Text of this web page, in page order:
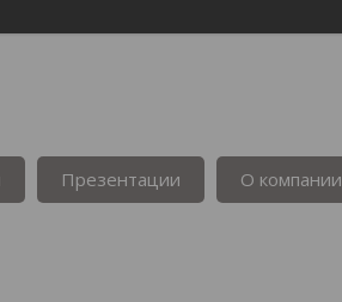
Презентации О компании